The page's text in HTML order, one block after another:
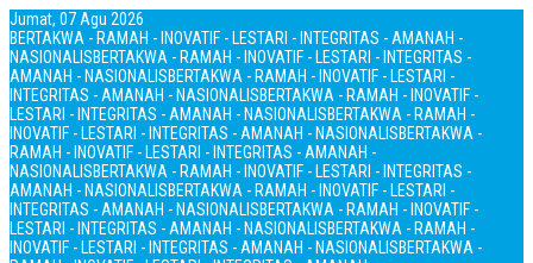
Jumat, 07 Agu 2026
BERTAKWA - RAMAH - INOVATIF - LESTARI - INTEGRITAS - AMANAH -
NASIONALISBERTAKWA - RAMAH - INOVATIF - LESTARI - INTEGRITAS -
AMANAH - NASIONALISBERTAKWA - RAMAH - INOVATIF - LESTARI -
INTEGRITAS - AMANAH - NASIONALISBERTAKWA - RAMAH - INOVATIF -
LESTARI - INTEGRITAS - AMANAH - NASIONALISBERTAKWA - RAMAH -
INOVATIF - LESTARI - INTEGRITAS - AMANAH - NASIONALISBERTAKWA -
RAMAH - INOVATIF - LESTARI - INTEGRITAS - AMANAH -
NASIONALISBERTAKWA - RAMAH - INOVATIF - LESTARI - INTEGRITAS -
AMANAH - NASIONALISBERTAKWA - RAMAH - INOVATIF - LESTARI -
INTEGRITAS - AMANAH - NASIONALISBERTAKWA - RAMAH - INOVATIF -
LESTARI - INTEGRITAS - AMANAH - NASIONALISBERTAKWA - RAMAH -
INOVATIF - LESTARI - INTEGRITAS - AMANAH - NASIONALISBERTAKWA -